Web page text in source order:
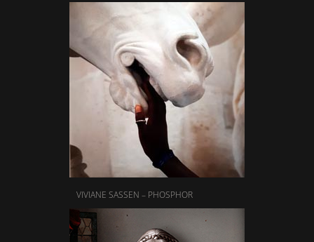
VIVIANE SASSEN – PHOSPHOR